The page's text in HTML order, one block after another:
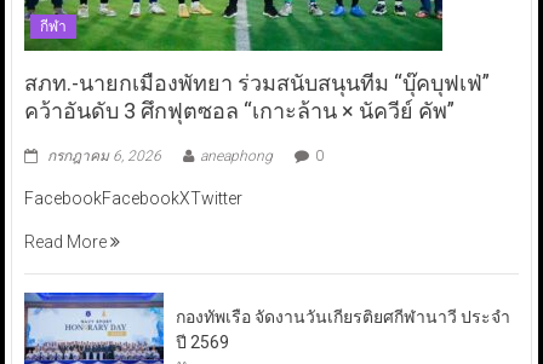
กีฬา
สภท.-นายกเมืองพัทยา ร่วมสนับสนุนทีม “บุ๊คบุฟเฟ่”
คว้าอันดับ 3 ศึกฟุตซอล “เกาะล้าน × นัควีย์ คัพ”
กรกฎาคม 6, 2026 aneaphong 0
FacebookFacebookXTwitter
Read More
กองทัพเรือ จัดงานวันเกียรติยศกีฬานาวี ประจำ
ปี 2569